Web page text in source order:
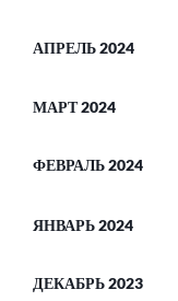
АПРЕЛЬ 2024
МАРТ 2024
ФЕВРАЛЬ 2024
ЯНВАРЬ 2024
ДЕКАБРЬ 2023